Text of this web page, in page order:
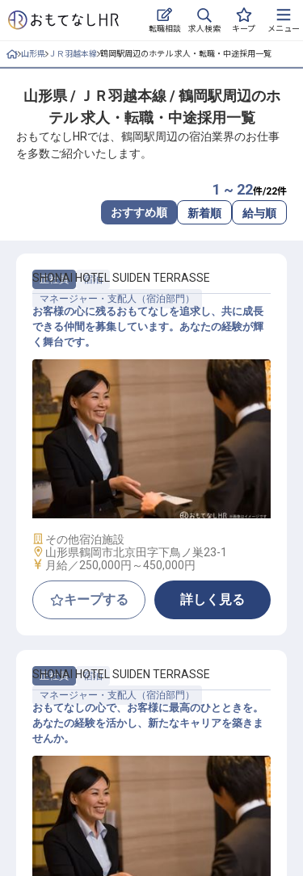
転職相談 求人検索 キープ メニュー
ログイン
求人・施設を探す
キープした求人
おもてなしHRについて
よくある質問
ホテル・宿泊業界情報コラム
無料 転職サポートに申し込む
採用をお考えの企業様へ
山形県 ＪＲ羽越本線 鶴岡駅周辺のホテル 求人・転職・中途採用一覧
山形県 / ＪＲ羽越本線 / 鶴岡駅周辺のホ
テル 求人・転職・中途採用一覧
おもてなしHRでは、鶴岡駅周辺の宿泊業界のお仕事
を多数ご紹介いたします。
1 ~ 22件/22件
おすすめ順 新着順 給与順
正社員
宿泊
マネージャー・支配人（宿泊部門）
マネジメント スタッフ
SHONAI HOTEL SUIDEN TERRASSE
お客様の心に残るおもてなしを追求し、共に成長
できる仲間を募集しています。あなたの経験が輝
く舞台です。
施設業態
その他宿泊施設
勤務地
山形県鶴岡市北京田字下鳥ノ巣23-1
給与
月給／250,000円～450,000円
キープする 詳しく見る
正社員
宿泊
マネージャー・支配人（宿泊部門）
SHONAI HOTEL SUIDEN TERRASSE
おもてなしの心で、お客様に最高のひとときを。
あなたの経験を活かし、新たなキャリアを築きま
せんか。